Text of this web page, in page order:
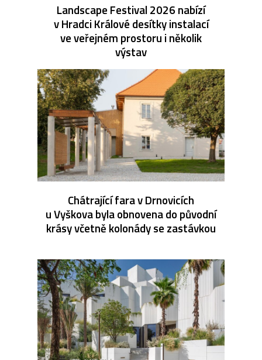
Landscape Festival 2026 nabízí
v Hradci Králové desítky instalací
ve veřejném prostoru i několik
výstav
Chátrající fara v Drnovicích
u Vyškova byla obnovena do původní
krásy včetně kolonády se zastávkou